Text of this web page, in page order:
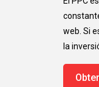
web. Si
la